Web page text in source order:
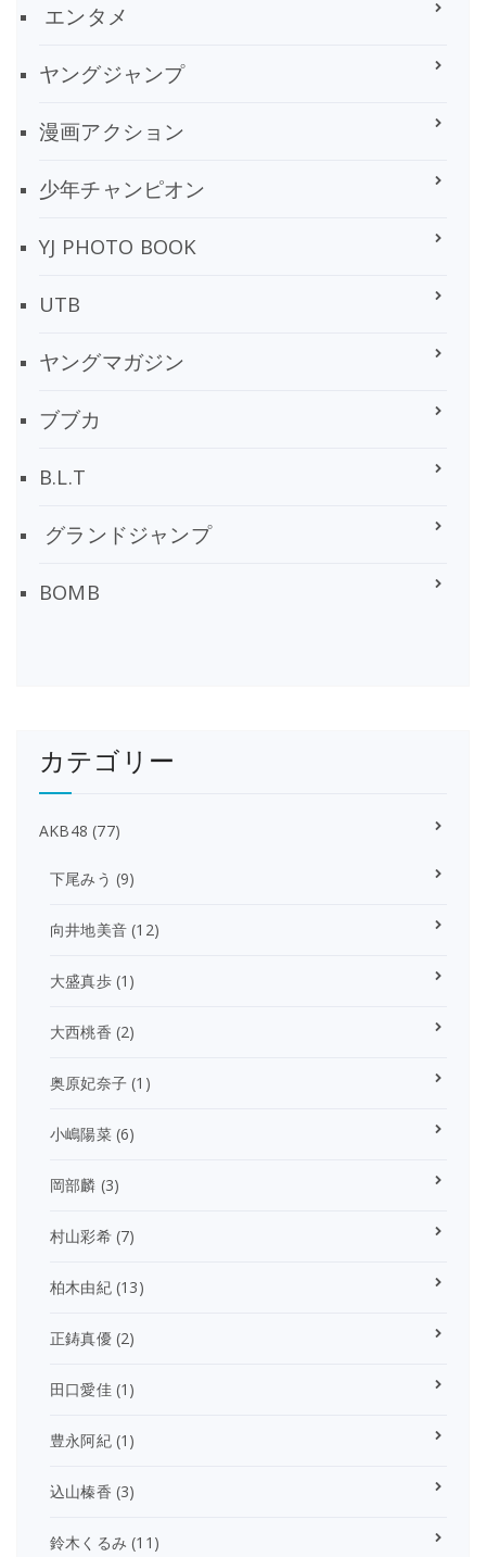
エンタメ
ヤングジャンプ
漫画アクション
少年チャンピオン
YJ PHOTO BOOK
UTB
ヤングマガジン
ブブカ
B.L.T
グランドジャンプ
BOMB
カテゴリー
AKB48 (77)
下尾みう (9)
向井地美音 (12)
大盛真歩(1)
大西桃香 (2)
奥原妃奈子 (1)
小嶋陽菜(6)
岡部麟 (3)
村山彩希(7)
柏木由紀(13)
正鋳真優(2)
田口愛佳(1)
豊永阿紀(1)
込山榛香 (3)
鈴木くるみ (11)